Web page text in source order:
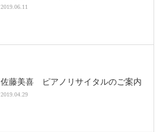
2019.06.11
佐藤美喜 ピアノリサイタルのご案内
2019.04.29